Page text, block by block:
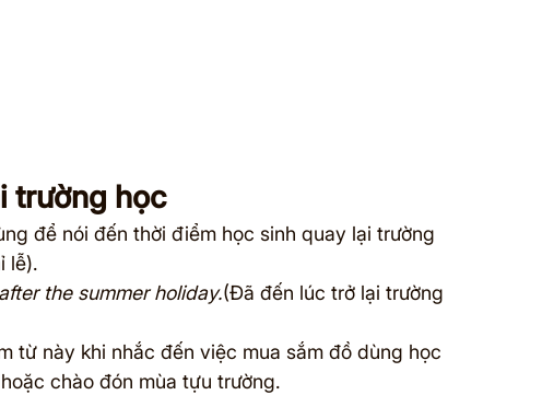
trường học
để nói đến thời điểm học sinh quay lại trường
lễ).
the summer holiday.(Đã đến lúc trở lại trường
từ này khi nhắc đến việc mua sắm đồ dùng học
chào đón mùa tựu trường.